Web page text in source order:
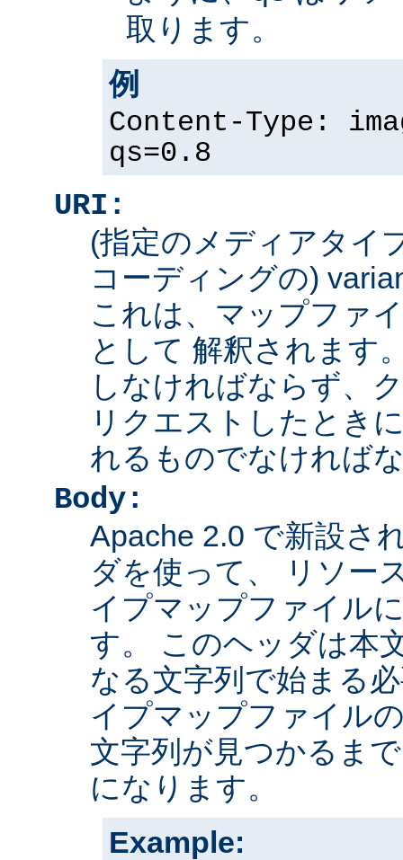
取ります。
例
Content-Type:
qs=0.8
URI:
(指定のメディアタイ
コーディングの)
これは、マップファ
として 解釈されます
しなければならず、
リクエストしたとき
れるものでなければ
Body:
Apache 2.0 で新設さ
ダを使って、 リソー
イプマップファイル
す。 このヘッダは本
なる文字列で始まる
イプマップファイル
文字列が見つかるま
になります。
Example: